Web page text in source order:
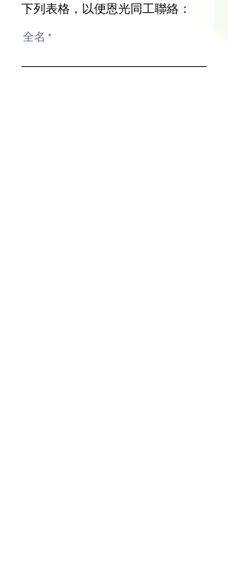
下列表格，以便恩光同工聯絡：
全名